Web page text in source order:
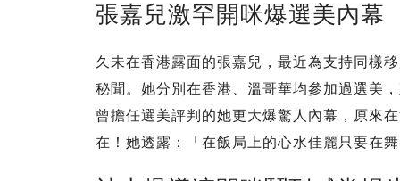
張嘉兒激罕開咪爆選美內幕
久未在香港露面的張嘉兒，最近為支持同樣
秘聞。她分別在香港、溫哥華均參加過選美
曾擔任選美評判的她更大爆驚人內幕，原來
在！她透露：「在飯局上的心水佳麗只要在